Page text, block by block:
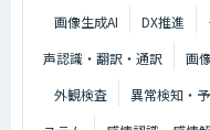
画像生成AI
DX推進
声認識・翻訳・通訳
画
外観検査
異常検知・